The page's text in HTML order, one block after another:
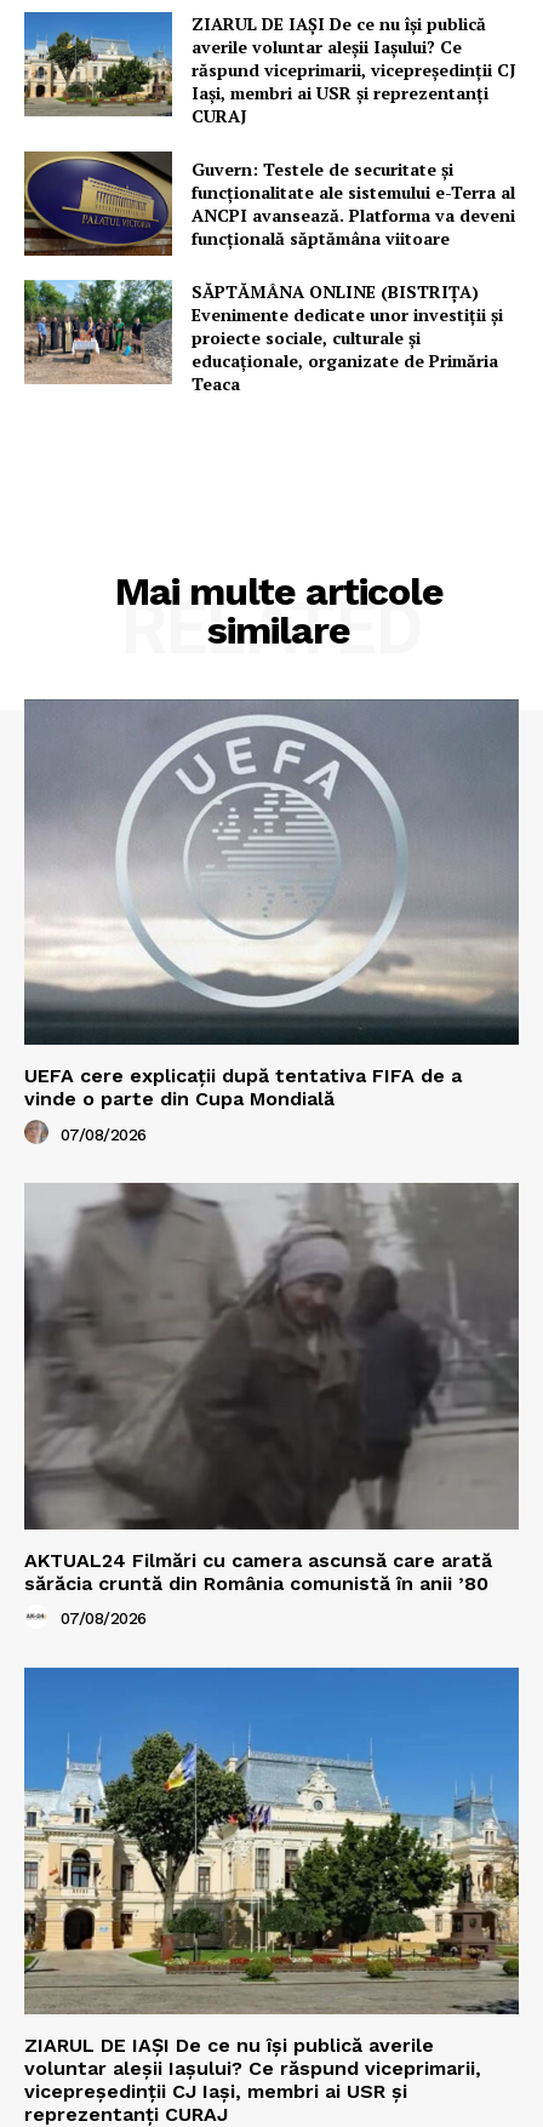
ZIARUL DE IAȘI De ce nu își publică
averile voluntar aleșii Iașului? Ce
răspund viceprimarii, vicepreședinții CJ
Iași, membri ai USR și reprezentanți
CURAJ
Guvern: Testele de securitate și
funcționalitate ale sistemului e-Terra al
ANCPI avansează. Platforma va deveni
funcțională săptămâna viitoare
SĂPTĂMÂNA ONLINE (BISTRIȚA)
Evenimente dedicate unor investiții și
proiecte sociale, culturale și
educaționale, organizate de Primăria
Teaca
Mai multe articole
similare
RELATED
UEFA cere explicații după tentativa FIFA de a
vinde o parte din Cupa Mondială
07/08/2026
AKTUAL24 Filmări cu camera ascunsă care arată
sărăcia cruntă din România comunistă în anii ’80
07/08/2026
ZIARUL DE IAȘI De ce nu își publică averile
voluntar aleșii Iașului? Ce răspund viceprimarii,
vicepreședinții CJ Iași, membri ai USR și
reprezentanți CURAJ